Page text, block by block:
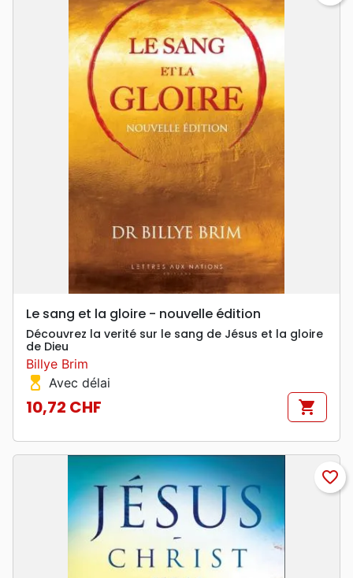
Le sang et la gloire - nouvelle édition
Découvrez la verité sur le sang de Jésus et la gloire
de Dieu
Billye Brim
hourglass_top Avec délai
Prix
10,72 CHF shopping_cart
favorite_border